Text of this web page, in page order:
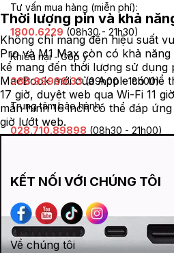
Thời lượng pin và khả
Không chỉ mang đến hiệu suất
Pro và M1 Max còn có khả năng
kể mang đến thời lượng sử dụng
MacBook mới của Apple có thể
17 giờ, duyệt web qua Wi-Fi 11
màn hình 16 inch có thể đáp
giờ lướt web.
Tư vấn mua hàng (miễn phí):
1800.6229 (08h30 - 21h30)
Khiếu nại - Góp ý:
088.99999.33(09h00 - 18h00)
Trung tâm bảo hành:
028.710.89898 (08h30 - 21h00)
KẾT NỐI VỚI CHÚNG TÔI
Về chúng tôi